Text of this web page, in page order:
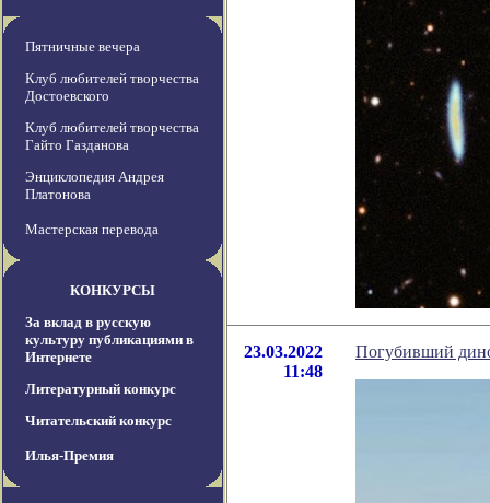
Пятничные вечера
Клуб любителей творчества
Достоевского
Клуб любителей творчества
Гайто Газданова
Энциклопедия Андрея
Платонова
Мастерская перевода
КОНКУРСЫ
За вклад в русскую
культуру публикациями в
Интернете
Литературный конкурс
Читательский конкурс
Илья-Премия
23.03.2022
11:48
Погубивший